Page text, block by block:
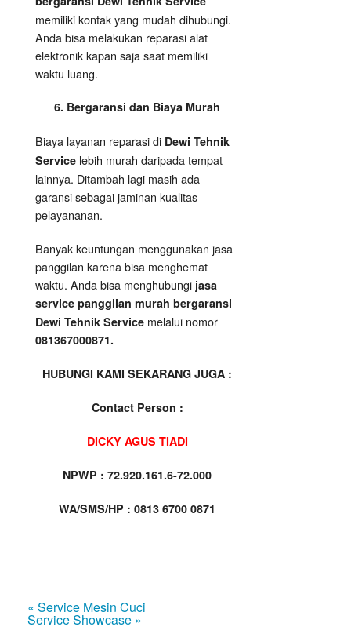
memiliki kontak yang mudah dihubungi.
Anda bisa melakukan reparasi alat
elektronik kapan saja saat memiliki
waktu luang.
6. Bergaransi dan Biaya Murah
Biaya layanan reparasi di Dewi Tehnik
Service lebih murah daripada tempat
lainnya. Ditambah lagi masih ada
garansi sebagai jaminan kualitas
pelayananan.
Banyak keuntungan menggunakan jasa
panggilan karena bisa menghemat
waktu. Anda bisa menghubungi jasa
service panggilan murah bergaransi
Dewi Tehnik Service melalui nomor
081367000871.
HUBUNGI KAMI SEKARANG JUGA :
Contact Person :
DICKY AGUS TIADI
NPWP : 72.920.161.6-72.000
WA/SMS/HP : 0813 6700 0871
« Service Mesin Cuci
Service Showcase »